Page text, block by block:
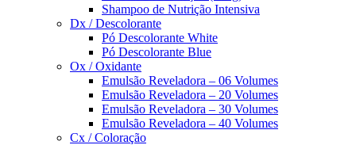
Shampoo de Nutrição Intensiva
Dx / Descolorante
Pó Descolorante White
Pó Descolorante Blue
Ox / Oxidante
Emulsão Reveladora – 06 Volumes
Emulsão Reveladora – 20 Volumes
Emulsão Reveladora – 30 Volumes
Emulsão Reveladora – 40 Volumes
Cx / Coloração